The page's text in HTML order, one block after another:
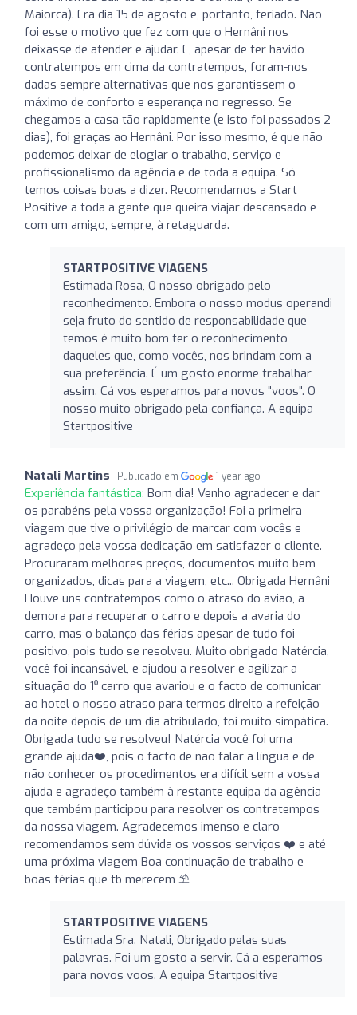
Maiorca). Era dia 15 de agosto e, portanto, feriado. Não
foi esse o motivo que fez com que o Hernâni nos
deixasse de atender e ajudar. E, apesar de ter havido
contratempos em cima da contratempos, foram-nos
dadas sempre alternativas que nos garantissem o
máximo de conforto e esperança no regresso. Se
chegamos a casa tão rapidamente (e isto foi passados 2
dias), foi graças ao Hernâni. Por isso mesmo, é que não
podemos deixar de elogiar o trabalho, serviço e
profissionalismo da agência e de toda a equipa. Só
temos coisas boas a dizer. Recomendamos a Start
Positive a toda a gente que queira viajar descansado e
com um amigo, sempre, à retaguarda.
STARTPOSITIVE VIAGENS
Estimada Rosa, O nosso obrigado pelo
reconhecimento. Embora o nosso modus operandi
seja fruto do sentido de responsabilidade que
temos é muito bom ter o reconhecimento
daqueles que, como vocês, nos brindam com a
sua preferência. É um gosto enorme trabalhar
assim. Cá vos esperamos para novos "voos". O
nosso muito obrigado pela confiança. A equipa
Startpositive
Natali Martins Publicado em 1 year ago
Experiência fantástica: Bom dia! Venho agradecer e dar
os parabéns pela vossa organização! Foi a primeira
viagem que tive o privilégio de marcar com vocês e
agradeço pela vossa dedicação em satisfazer o cliente.
Procuraram melhores preços, documentos muito bem
organizados, dicas para a viagem, etc... Obrigada Hernâni
Houve uns contratempos como o atraso do avião, a
demora para recuperar o carro e depois a avaria do
carro, mas o balanço das férias apesar de tudo foi
positivo, pois tudo se resolveu. Muito obrigado Natércia,
você foi incansável, e ajudou a resolver e agilizar a
situação do 1⁰ carro que avariou e o facto de comunicar
ao hotel o nosso atraso para termos direito a refeição
da noite depois de um dia atribulado, foi muito simpática.
Obrigada tudo se resolveu! Natércia você foi uma
grande ajuda❤️, pois o facto de não falar a língua e de
não conhecer os procedimentos era difícil sem a vossa
ajuda e agradeço também à restante equipa da agência
que também participou para resolver os contratempos
da nossa viagem. Agradecemos imenso e claro
recomendamos sem dúvida os vossos serviços ❤️ e até
uma próxima viagem Boa continuação de trabalho e
boas férias que tb merecem ⛱️
STARTPOSITIVE VIAGENS
Estimada Sra. Natali, Obrigado pelas suas
palavras. Foi um gosto a servir. Cá a esperamos
para novos voos. A equipa Startpositive